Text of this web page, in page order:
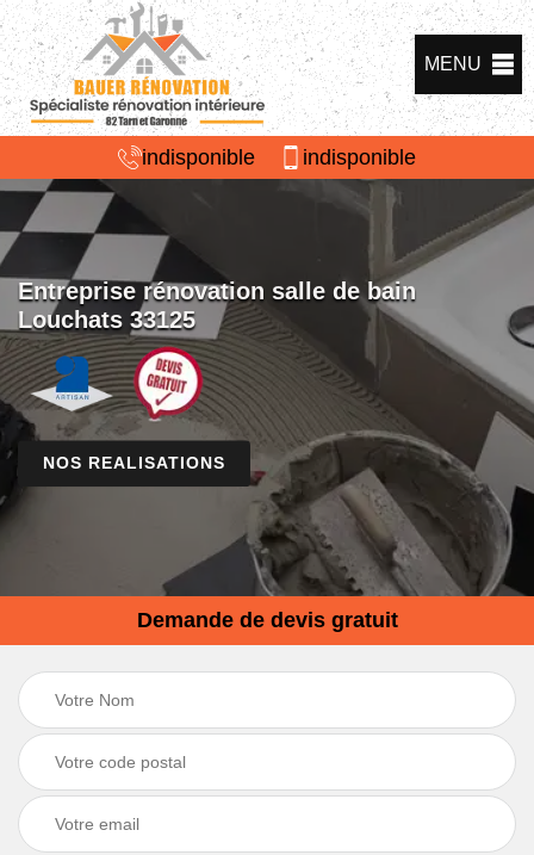
MENU
indisponible indisponible
Entreprise rénovation salle de bain
Louchats 33125
NOS REALISATIONS
Demande de devis gratuit